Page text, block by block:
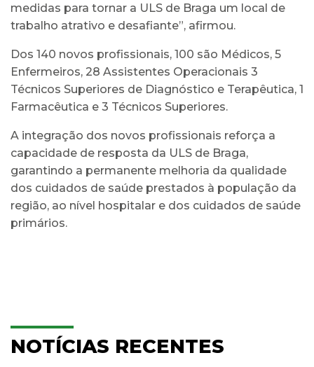
medidas para tornar a ULS de Braga um local de
trabalho atrativo e desafiante”, afirmou.
Dos 140 novos profissionais, 100 são Médicos, 5
Enfermeiros, 28 Assistentes Operacionais 3
Técnicos Superiores de Diagnóstico e Terapêutica, 1
Farmacêutica e 3 Técnicos Superiores.
A integração dos novos profissionais reforça a
capacidade de resposta da ULS de Braga,
garantindo a permanente melhoria da qualidade
dos cuidados de saúde prestados à população da
região, ao nível hospitalar e dos cuidados de saúde
primários.
NOTÍCIAS RECENTES